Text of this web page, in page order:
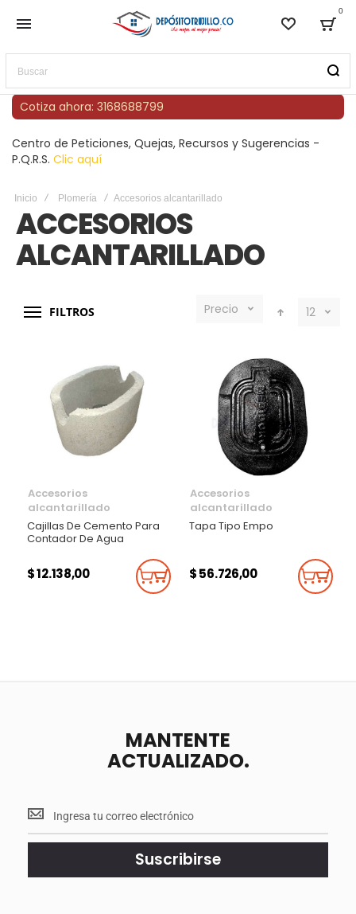
Lista de
0
Buscar
Cotiza ahora: 3168688799
Centro de Peticiones, Quejas, Recursos y Sugerencias -
P.Q.R.S. Clic aquí
Inicio Plomería Accesorios alcantarillado
ACCESORIOS
ALCANTARILLADO
FILTROS Precio 12
Accesorios
alcantarillado
Cajillas De Cemento Para
Contador De Agua
$ 12.138,00 Añadir Al Carrito
Accesorios
alcantarillado
Tapa Tipo Empo
$ 56.726,00
MANTENTE
ACTUALIZADO.
Mantente
<br>
actualizado.
Suscribirse